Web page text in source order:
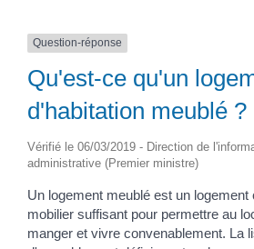
Question-réponse
Qu'est-ce qu'un
d'habitation meublé ?
Vérifié le 06/03/2019 - Direction de
administrative (Premier ministre)
Un logement meublé est un logement
mobilier suffisant pour permettre au
manger et vivre convenablement. La